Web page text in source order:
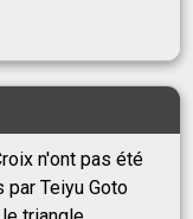
n'ont pas été
Teiyu Goto